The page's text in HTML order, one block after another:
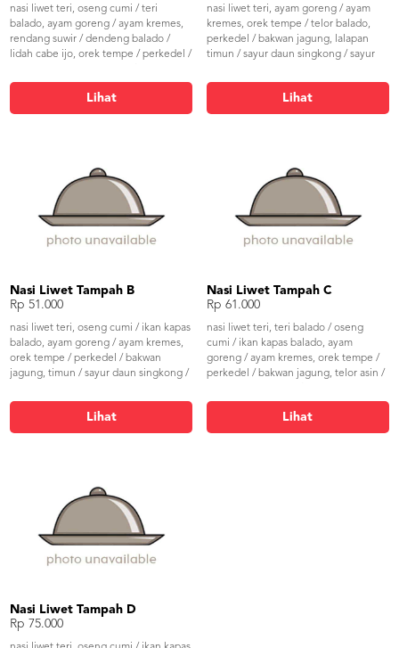
nasi liwet teri, oseng cumi / teri
balado, ayam goreng / ayam kremes,
rendang suwir / dendeng balado /
lidah cabe ijo, orek tempe / perkedel /
balado, timun / sayur daun singkong /
sayur buncis, sambal & kerupuk
Lihat
nasi liwet teri, ayam goreng / ayam
kremes, orek tempe / telor balado,
perkedel / bakwan jagung, lalapan
timun / sayur daun singkong / sayur
Lihat
Nasi Liwet Tampah B
Rp 51.000
nasi liwet teri, oseng cumi / ikan kapas
balado, ayam goreng / ayam kremes,
orek tempe / perkedel / bakwan
jagung, timun / sayur daun singkong /
Lihat
Nasi Liwet Tampah C
Rp 61.000
nasi liwet teri, teri balado / oseng
cumi / ikan kapas balado, ayam
goreng / ayam kremes, orek tempe /
perkedel / bakwan jagung, telor asin /
singkong / sayur buncis, sambal
Lihat
Nasi Liwet Tampah D
Rp 75.000